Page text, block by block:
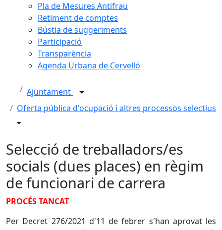
Pla de Mesures Antifrau
Retiment de comptes
Bústia de suggeriments
Participació
Transparència
Agenda Urbana de Cervelló
Ajuntament
Oferta pública d'ocupació i altres processos selectius
Selecció de treballadors/es
socials (dues places) en règim
de funcionari de carrera
PROCÉS TANCAT
Per Decret 276/2021 d'11 de febrer s'han aprovat les